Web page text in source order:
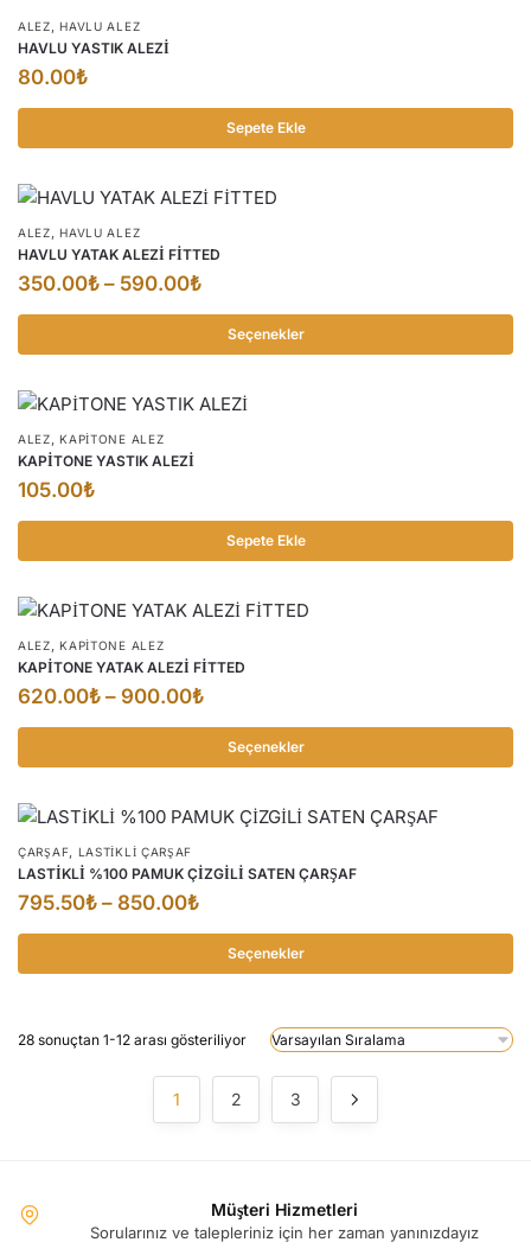
fazla
varyasyonu
ürün
sayfasından
seçilebilir
ALEZ,HAVLU ALEZ
HAVLU YASTIK ALEZİ
80.00₺
Sepete Ekle
ALEZ,HAVLU ALEZ
HAVLU YATAK ALEZİ FİTTED
350.00₺ – 590.00₺Fiyat
aralığı:
350.00₺
590.00₺
Seçenekler
ürünün
fazla
varyasyonu
ürün
sayfasından
seçilebilir
ALEZ,KAPITONE ALEZ
KAPİTONE YASTIK ALEZİ
105.00₺
Sepete Ekle
ALEZ,KAPITONE ALEZ
KAPİTONE YATAK ALEZİ FİTTED
620.00₺ – 900.00₺Fiyat
aralığı:
620.00₺
900.00₺
Seçenekler
ürünün
fazla
varyasyonu
ürün
seçilebilir
ÇARŞAF, LASTİKLİ ÇARŞAF
LASTİKLİ %100 PAMUK ÇİZGİLİ SATEN ÇARŞAF
795.50₺ – 850.00₺Fiyat
aralığı:
795.50₺
850.00₺
Seçenekler
birden
sayfasından
seçilebilir
28 sonuçtan 1-12 arası gösteriliyor
1 2 3
Müşteri Hizmetleri
Sorularınız ve talepleriniz için her zaman yanınızdayız